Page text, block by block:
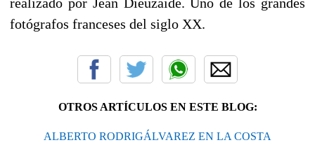
fotógrafos franceses del siglo XX.
OTROS ARTÍCULOS EN ESTE BLOG:
ALBERTO RODRIGÁLVAREZ EN LA COSTA